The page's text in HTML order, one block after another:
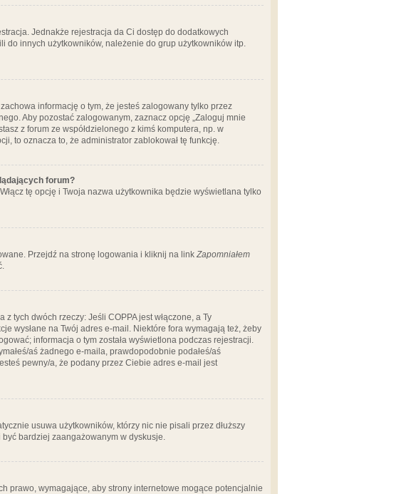
Jednakże rejestracja da Ci dostęp do dodatkowych
do innych użytkowników, należenie do grup użytkowników itp.
informację o tym, że jesteś zalogowany tylko przez
Aby pozostać zalogowanym, zaznacz opcję „Zaloguj mnie
z forum ze współdzielonego z kimś komputera, np. w
to oznacza to, że administrator zablokował tę funkcję.
forum?
tę opcję i Twoja nazwa użytkownika będzie wyświetlana tylko
Przejdź na stronę logowania i kliknij na link Zapomniałem
tych dwóch rzeczy: Jeśli COPPA jest włączone, a Ty
wysłane na Twój adres e-mail. Niektóre fora wymagają też, żeby
informacja o tym została wyświetlona podczas rejestracji.
aś żadnego e-maila, prawdopodobnie podałeś/aś
pewny/a, że podany przez Ciebie adres e-mail jest
usuwa użytkowników, którzy nic nie pisali przez dłuższy
bardziej zaangażowanym w dyskusje.
prawo, wymagające, aby strony internetowe mogące potencjalnie